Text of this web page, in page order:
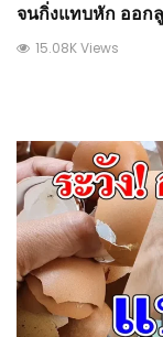
จนกิ่งแทบหัก ออก
15.08K Views